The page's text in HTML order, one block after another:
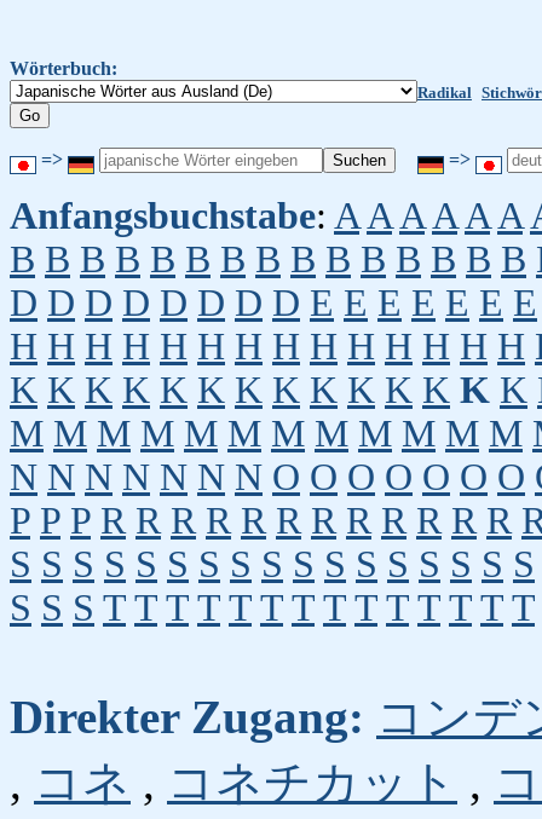
Wörterbuch:
Radikal
=> =>
Anfangsbuchstabe: A A A A A A
B B B B B B B B B B B B B B B
D D D D D D D D E E E E E E E
H H H H H H H H H H H H H H
K K K K K K K K K K K K K K
M M M M M M M M M M M M
N N N N N N N O O O O O O O
P P P R R R R R R R R R R R R
S S S S S S S S S S S S S S S S S
S S S T T T T T T T T T T T T T T
Direkter Zugang: コンデ
, コネ , コネチカット ,